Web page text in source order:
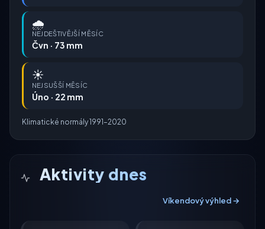
🌧️
NEJDEŠTIVĚJŠÍ MĚSÍC
Čvn · 73 mm
☀️
NEJSUŠŠÍ MĚSÍC
Úno · 22 mm
Klimatické normály 1991–2020
Aktivity dnes
Víkendový výhled →